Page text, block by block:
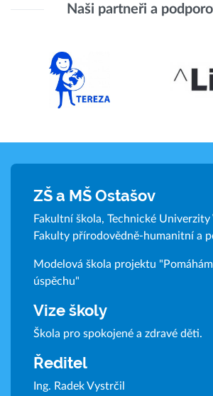
Naši partneři a
ZŠ a MŠ Ostašov
Fakultní škola, Technické Univerzity
Fakulty přírodovědně-humanitní a
Modelová škola projektu
úspěchu"
Vize školy
Škola pro spokojené a zdravé děti.
Ředitel
Ing. Radek Vystrčil